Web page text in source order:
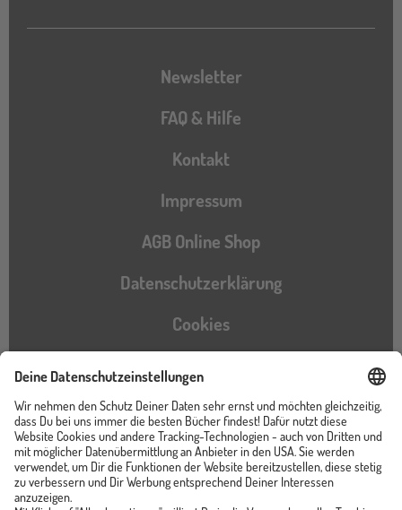
Newsletter
FAQ & Hilfe
Kontakt
Impressum
AGB Online Shop
Datenschutzerklärung
Cookies
Barrierefreiheitserklärung
Instagram
TikTokPinterestYouTubeFacebook